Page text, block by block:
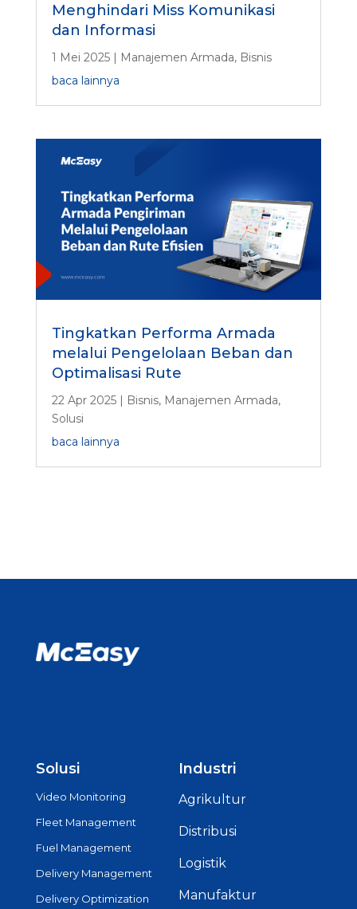
Menghindari Miss Komunikasi
dan Informasi
1 Mei 2025| Manajemen Armada, Bisnis
baca lainnya
Tingkatkan Performa Armada
melalui Pengelolaan Beban dan
Optimalisasi Rute
22 Apr 2025| Bisnis, Manajemen Armada,
Solusi
baca lainnya
Solusi
Video Monitoring
Fleet Management
Fuel Management
Delivery Management
Delivery Optimization
Industri
Agrikultur
Distribusi
Logistik
Manufaktur